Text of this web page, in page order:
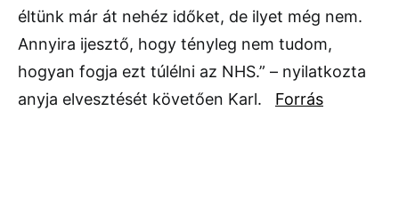
éltünk már át nehéz időket, de ilyet még nem.
Annyira ijesztő, hogy tényleg nem tudom,
hogyan fogja ezt túlélni az NHS.” – nyilatkozta
anyja elvesztését követően Karl. Forrás